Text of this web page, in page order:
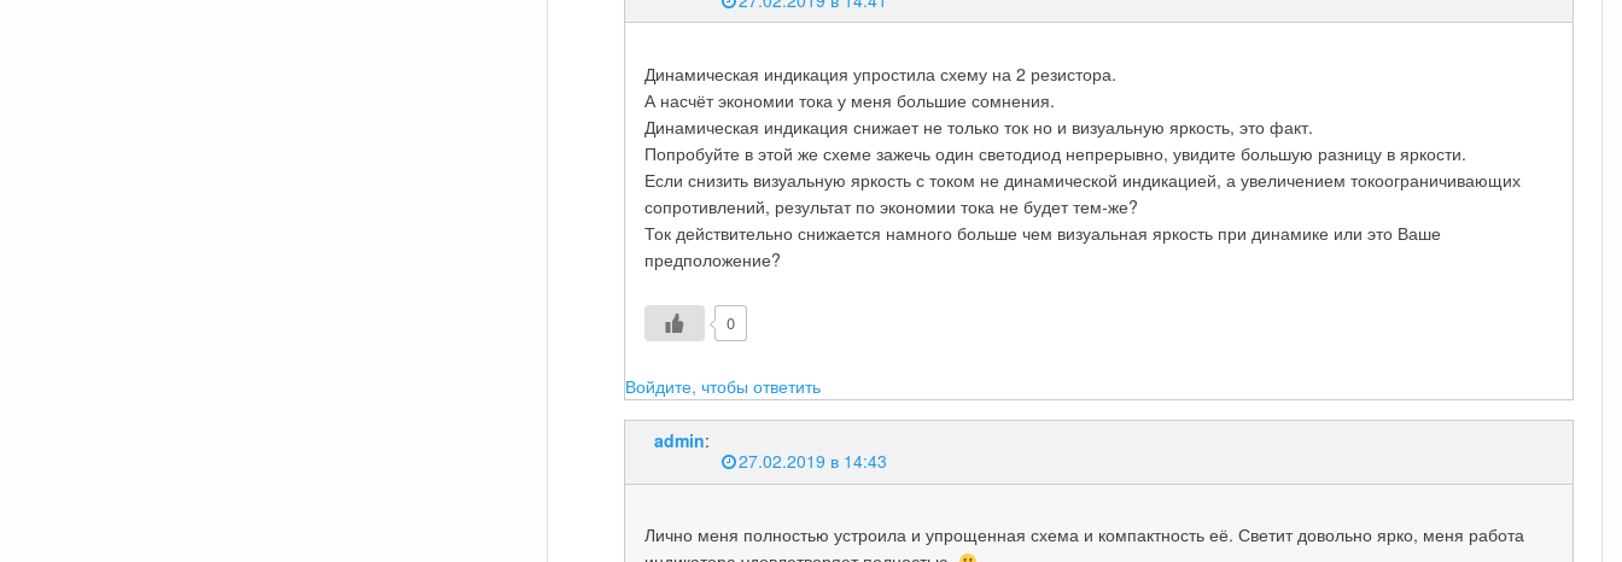
Динамическая индикация упростила схему на 2 резистора.
А насчёт экономии тока у меня большие сомнения.
Динамическая индикация снижает не только ток но и визуальную яркость, это факт.
Попробуйте в этой же схеме зажечь один светодиод непрерывно, увидите большую разницу в яркости.
Если снизить визуальную яркость с током не динамической индикацией, а увеличением токоограничивающих
сопротивлений, результат по экономии тока не будет тем-же?
Ток действительно снижается намного больше чем визуальная яркость при динамике или это Ваше
предположение?
0
Войдите, чтобы ответить
admin:
27.02.2019 в 14:43
Лично меня полностью устроила и упрощенная схема и компактность её. Светит довольно ярко, меня работа